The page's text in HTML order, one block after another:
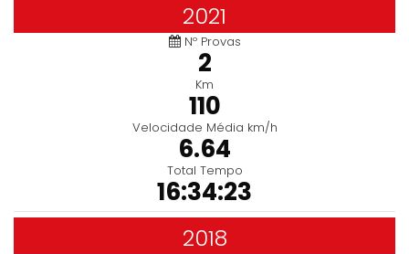
2021
Nº Provas
2
Km
110
Velocidade Média km/h
6.64
Total Tempo
16:34:23
2018